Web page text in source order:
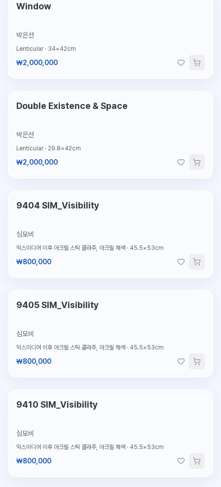
단 1점뿐인 원작
Window
박은선
Lenticular · 34×42cm
₩2,000,000
단 1점뿐인 원작
Double Existence & Space
박은선
Lenticular · 29.8×42cm
₩2,000,000
단 1점뿐인 원작
9404 SIM_Visibility
심모비
믹스미디어 이후 아크릴 스틱 콜라주, 아크릴 채색 · 45.5×53cm
₩800,000
단 1점뿐인 원작
9405 SIM_Visibility
심모비
믹스미디어 이후 아크릴 스틱 콜라주, 아크릴 채색 · 45.5×53cm
₩800,000
단 1점뿐인 원작
9410 SIM_Visibility
심모비
믹스미디어 이후 아크릴 스틱 콜라주, 아크릴 채색 · 45.5×53cm
₩800,000